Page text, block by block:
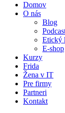
Domov
O nás
Blog
Etický
E-shop
Kurzy
Frida
Žena v IT
Pre firmy
Partneri
Kontakt